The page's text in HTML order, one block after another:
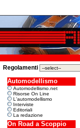
Regolamenti
Automodellismo
Automodellismo.net
Risorse On Line
L'automodellismo
Interviste
Editoriali
La redazione
On Road a Scoppio